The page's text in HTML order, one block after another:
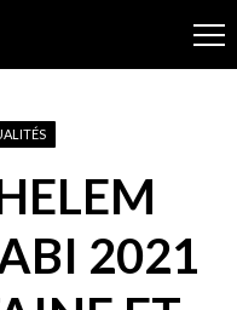
2021